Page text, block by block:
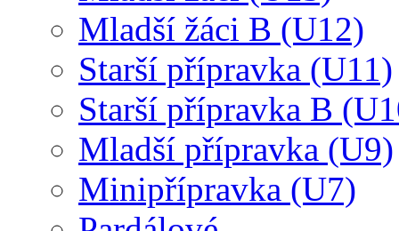
Mladší žáci B (U12)
Starší přípravka (U11)
Starší přípravka B
Mladší přípravka (U9)
Minipřípravka (U7)